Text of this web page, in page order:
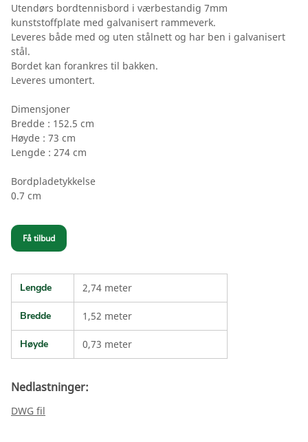
Utendørs bordtennisbord i værbestandig 7mm
kunststoffplate med galvanisert rammeverk.
Leveres både med og uten stålnett og har ben i galvanisert
stål.
Bordet kan forankres til bakken.
Leveres umontert.
Dimensjoner
Bredde : 152.5 cm
Høyde : 73 cm
Lengde : 274 cm
Bordpladetykkelse
0.7 cm
Få tilbud
Lengde 2,74 meter
Bredde 1,52 meter
Høyde 0,73 meter
Nedlastninger:
DWG fil